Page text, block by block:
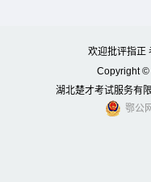
欢迎批评指正
Copyright ©
湖北楚才考试服务有
鄂公